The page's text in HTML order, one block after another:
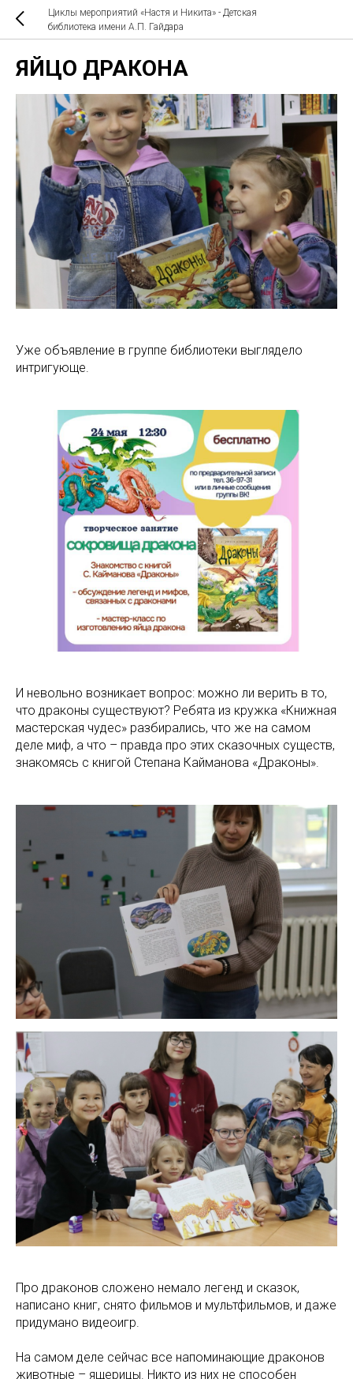
Циклы мероприятий «Настя и Никита» - Детская
библиотека имени А.П. Гайдара
ЯЙЦО ДРАКОНА
Уже объявление в группе библиотеки выглядело
интригующе.
И невольно возникает вопрос: можно ли верить в то,
что драконы существуют? Ребята из кружка «Книжная
мастерская чудес» разбирались, что же на самом
деле миф, а что – правда про этих сказочных существ,
знакомясь с книгой Степана Кайманова «Драконы».
Про драконов сложено немало легенд и сказок,
написано книг, снято фильмов и мультфильмов, и даже
придумано видеоигр.
На самом деле сейчас все напоминающие драконов
животные – ящерицы. Никто из них не способен